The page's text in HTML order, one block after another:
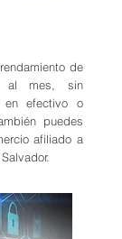
de
al mes, sin
en efectivo o
puedes
afiliado a